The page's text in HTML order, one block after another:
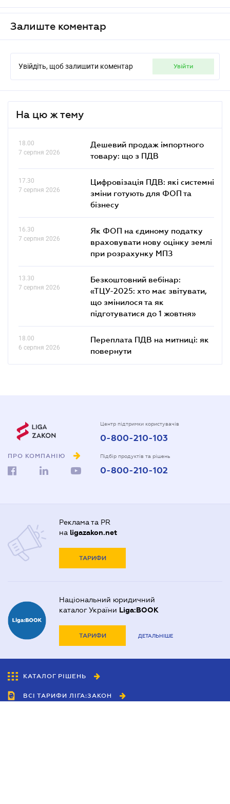
Залиште коментар
Увійдіть, щоб залишити коментар увійти
На цю ж тему
18.00
7 серпня 2026
Дешевий продаж імпортного
товару: що з ПДВ
17.30
7 серпня 2026
Цифровізація ПДВ: які системні
зміни готують для ФОП та
бізнесу
16.30
7 серпня 2026
Як ФОП на єдиному податку
враховувати нову оцінку землі
при розрахунку МПЗ
13.30
7 серпня 2026
Безкоштовний вебінар:
«ТЦУ-2025: хто має звітувати,
що змінилося та як
підготуватися до 1 жовтня»
18.00
6 серпня 2026
Переплата ПДВ на митниці: як
повернути
ПРО КОМПАНІЮ
Центр підтримки користувачів
0-800-210-103
Підбір продуктів та рішень
0-800-210-102
Реклама та PR
на ligazakon.net
ТАРИФИ
Національний юридичний
каталог України Liga:BOOK
ТАРИФИ ДЕТАЛЬНІШЕ
КАТАЛОГ РІШЕНЬ
ВСІ ТАРИФИ ЛІГА:ЗАКОН